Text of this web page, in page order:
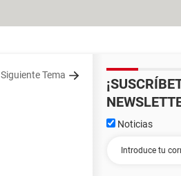
Siguiente Tema
Noticias